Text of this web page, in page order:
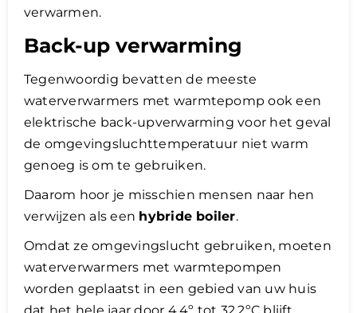
verwarmen.
Back-up verwarming
Tegenwoordig bevatten de meeste
waterverwarmers met warmtepomp ook een
elektrische back-upverwarming voor het geval
de omgevingsluchttemperatuur niet warm
genoeg is om te gebruiken.
Daarom hoor je misschien mensen naar hen
verwijzen als een hybride boiler.
Omdat ze omgevingslucht gebruiken, moeten
waterverwarmers met warmtepompen
worden geplaatst in een gebied van uw huis